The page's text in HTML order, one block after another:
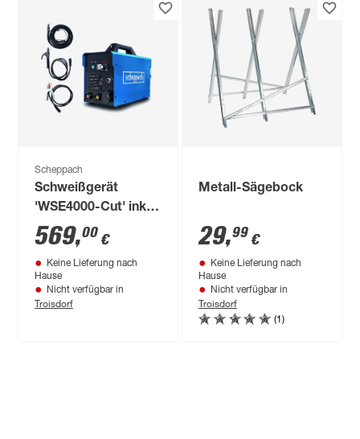
Scheppach
Schweißgerät
'WSE4000-Cut' inkl.
2 Schweißdüsen
569,00 €
Keine Lieferung nach
Hause
Nicht verfügbar in
Troisdorf
Metall-Sägebock
29,99 €
Keine Lieferung nach
Hause
Nicht verfügbar in
Troisdorf
(1)